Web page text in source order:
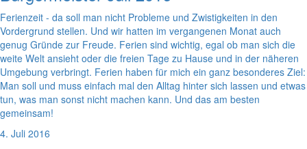
Ferienzeit - da soll man nicht Probleme und Zwistigkeiten in den
Vordergrund stellen. Und wir hatten im vergangenen Monat auch
genug Gründe zur Freude. Ferien sind wichtig, egal ob man sich die
weite Welt ansieht oder die freien Tage zu Hause und in der näheren
Umgebung verbringt. Ferien haben für mich ein ganz besonderes Ziel:
Man soll und muss einfach mal den Alltag hinter sich lassen und etwas
tun, was man sonst nicht machen kann. Und das am besten
gemeinsam!
4. Juli 2016